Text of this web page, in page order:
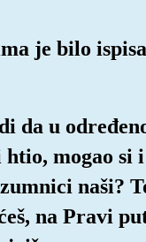
je bilo
da u
mogao
naši?
na Pravi